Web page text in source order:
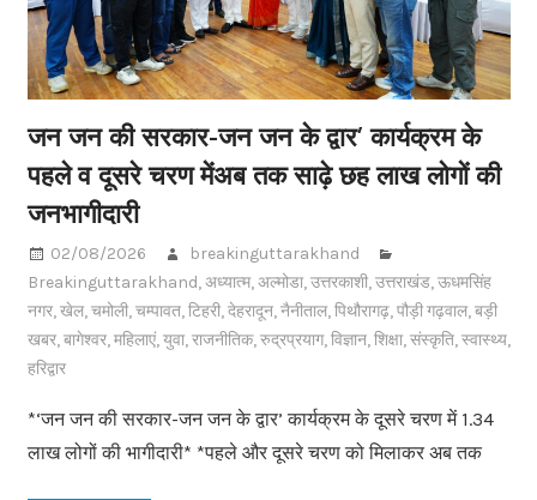
जन जन की सरकार-जन जन के द्वार’ कार्यक्रम के
पहले व दूसरे चरण मेंअब तक साढ़े छह लाख लोगों की
जनभागीदारी
02/08/2026
breakinguttarakhand
Breakinguttarakhand,अध्यात्म,अल्मोडा,उत्तरकाशी,उत्तराखंड,ऊधमसिंह
नगर,खेल,चमोली,चम्पावत,टिहरी,देहरादून,नैनीताल,पिथौरागढ़,पौड़ी गढ़वाल,बड़ी
खबर,बागेश्वर,महिलाएं,युवा,राजनीतिक,रुद्रप्रयाग,विज्ञान,शिक्षा,संस्कृति,स्वास्थ्य,
हरिद्वार
*‘जन जन की सरकार-जन जन के द्वार’ कार्यक्रम के दूसरे चरण में 1.34
लाख लोगों की भागीदारी* *पहले और दूसरे चरण को मिलाकर अब तक